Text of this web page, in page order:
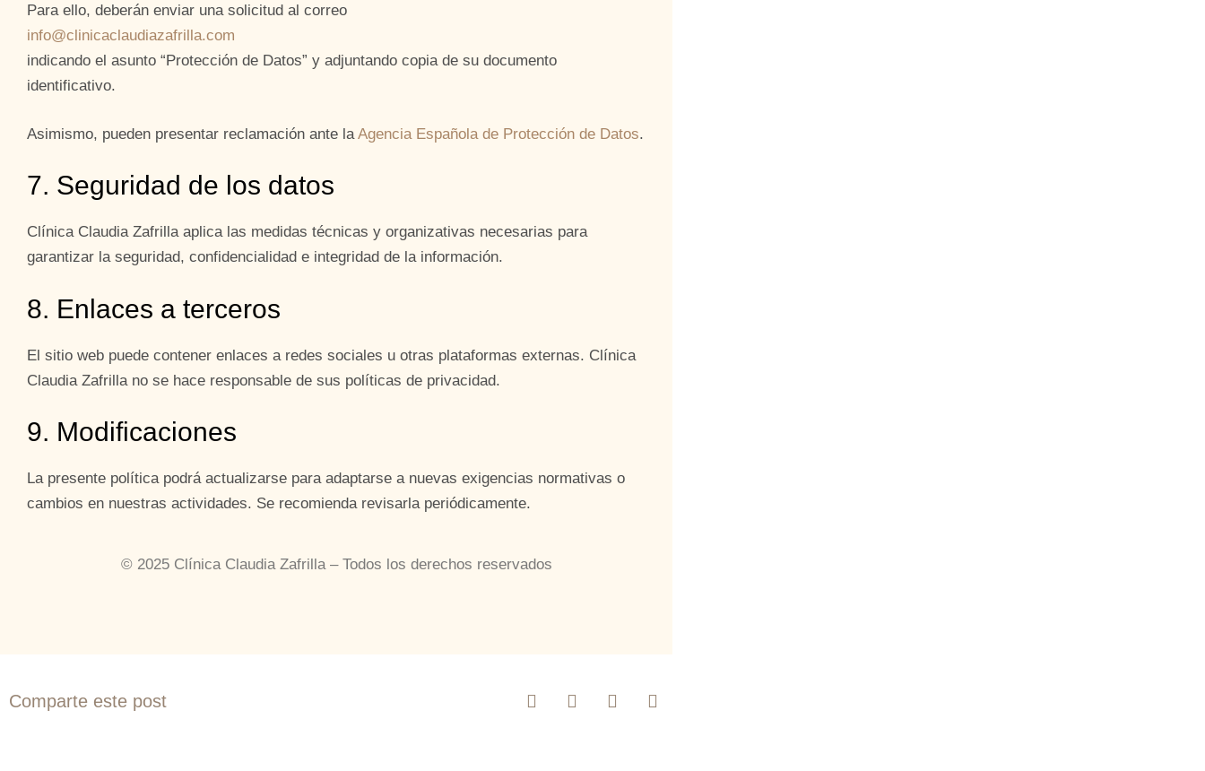
Para ello, deberán enviar una solicitud al correo
info@clinicaclaudiazafrilla.com
indicando el asunto “Protección de Datos” y adjuntando copia de su documento
identificativo.
Asimismo, pueden presentar reclamación ante la Agencia Española de Protección de Datos.
7. Seguridad de los datos
Clínica Claudia Zafrilla aplica las medidas técnicas y organizativas necesarias para
garantizar la seguridad, confidencialidad e integridad de la información.
8. Enlaces a terceros
El sitio web puede contener enlaces a redes sociales u otras plataformas externas. Clínica
Claudia Zafrilla no se hace responsable de sus políticas de privacidad.
9. Modificaciones
La presente política podrá actualizarse para adaptarse a nuevas exigencias normativas o
cambios en nuestras actividades. Se recomienda revisarla periódicamente.
© 2025 Clínica Claudia Zafrilla – Todos los derechos reservados
Comparte este post